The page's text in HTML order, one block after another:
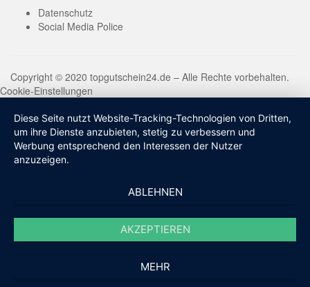
Datenschutz
Social Media Police
Copyright © 2020 topgutschein24.de – Alle Rechte vorbehalten.
Cookie-Einstellungen
Diese Seite nutzt Website-Tracking-Technologien von Dritten,
um ihre Dienste anzubieten, stetig zu verbessern und
Werbung entsprechend den Interessen der Nutzer
anzuzeigen.
ABLEHNEN
AKZEPTIEREN
MEHR